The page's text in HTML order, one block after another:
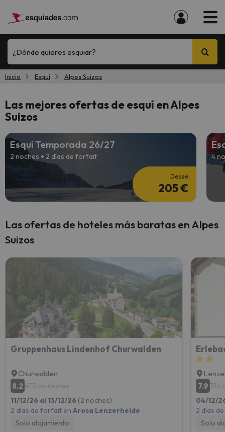
¿Dónde quieres esquiar?
Inicio Esquí Alpes Suizos
Las mejores ofertas de esquí en Alpes
Suizos
Esquí Temporada 26/27
2 noches + 2 días de forfait
Desde
205 €
4
Las ofertas de hoteles más baratas en Alpes
Suizos
Gruppenhaus Lindenhof Churwalden
Churwalden
8.2 475 opiniones
11/12/26 al 13/12/26 (2 noches)
2 días de forfait en Arosa Lenzerheide
Solo alojamiento
7.9 316
04/12/
2 días
Solo